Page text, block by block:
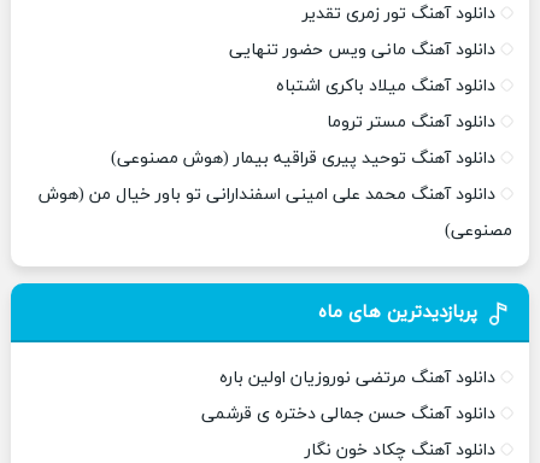
دانلود آهنگ تور زمری تقدیر
دانلود آهنگ مانی ویس حضور تنهایی
دانلود آهنگ میلاد باکری اشتباه
دانلود آهنگ مستر تروما
دانلود آهنگ توحید پیری قراقیه بیمار (هوش مصنوعی)
دانلود آهنگ محمد علی امینی اسفندارانی تو باور خیال من (هوش
مصنوعی)
پربازدیدترین های ماه
دانلود آهنگ مرتضی نوروزیان اولین باره
دانلود آهنگ حسن جمالی دختره ی قرشمی
دانلود آهنگ چکاد خون نگار